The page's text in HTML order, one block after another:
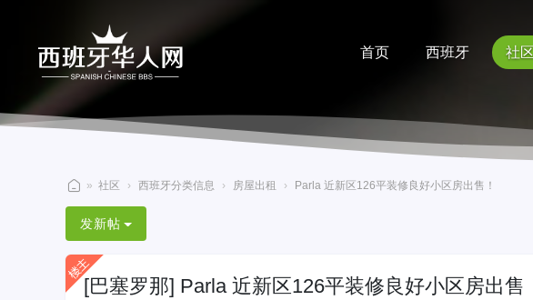
首页 西班牙 社区
西
班
牙
华
» 社区 › 西班牙分类信息 › 房屋出租 › Parla 近新区126平装修良好小区房出售！
发新帖
[巴塞罗那] Parla 近新区126平装修良好小区房出售